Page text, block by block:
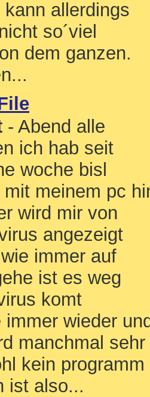
allerdings
so´viel
dem ganzen.
- Abend alle
ich hab seit
woche bisl
mit meinem pc
wird mir von
angezeigt
immer auf
ist es weg
komt
immer wieder
manchmal sehr
kein programm
ist also...